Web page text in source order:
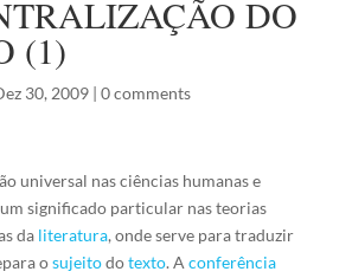
DO
(1)
30, 2009| 0 comments
universal nas ciências humanas e
significado particular nas teorias
da literatura, onde serve para traduzir
osujeitodotexto. A conferência